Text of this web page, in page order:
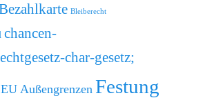
Bleiberecht
chancen-
char-gesetz;
EU Außengrenzen Festung